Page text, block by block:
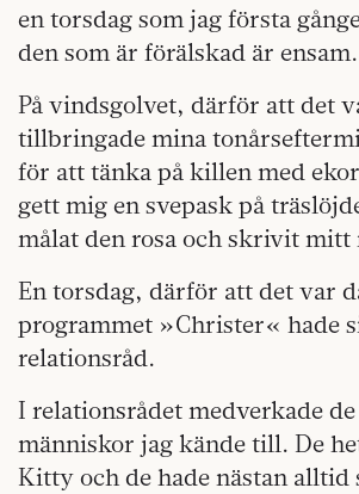
en torsdag som jag första
den som är förälskad är ensam.
På vindsgolvet, därför att det
tillbringade mina
för att tänka på killen med
gett mig en svepask på
målat den rosa och skrivit mitt
En torsdag, därför att det var
programmet »Christer« hade
relationsråd.
I relationsrådet medverkade
människor jag kände till. De
Kitty och de hade nästan alltid